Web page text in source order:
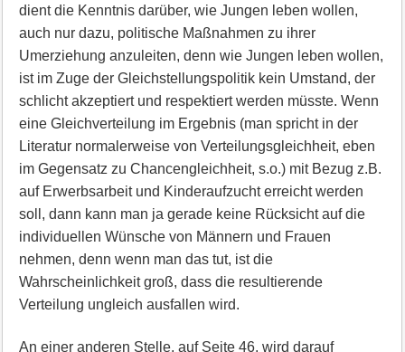
dient die Kenntnis darüber, wie Jungen leben wollen,
auch nur dazu, politische Maßnahmen zu ihrer
Umerziehung anzuleiten, denn wie Jungen leben wollen,
ist im Zuge der Gleichstellungspolitik kein Umstand, der
schlicht akzeptiert und respektiert werden müsste. Wenn
eine Gleichverteilung im Ergebnis (man spricht in der
Literatur normalerweise von Verteilungsgleichheit, eben
im Gegensatz zu Chancengleichheit, s.o.) mit Bezug z.B.
auf Erwerbsarbeit und Kinderaufzucht erreicht werden
soll, dann kann man ja gerade keine Rücksicht auf die
individuellen Wünsche von Männern und Frauen
nehmen, denn wenn man das tut, ist die
Wahrscheinlichkeit groß, dass die resultierende
Verteilung ungleich ausfallen wird.
An einer anderen Stelle, auf Seite 46, wird darauf